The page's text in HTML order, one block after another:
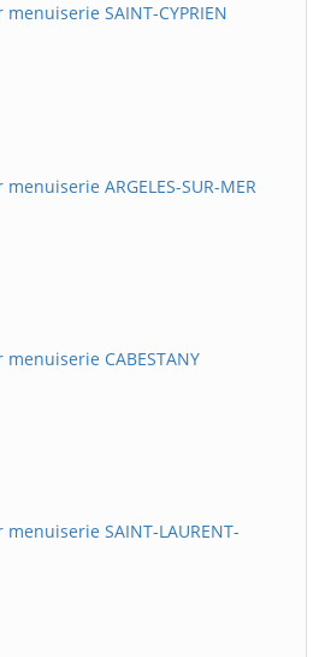
SAINT-CYPRIEN
ARGELES-SUR-MER
CABESTANY
SAINT-LAURENT-